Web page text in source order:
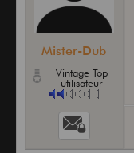
Mister-Dub
Vintage Top
utilisateur